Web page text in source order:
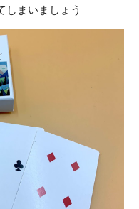
しまいましょう